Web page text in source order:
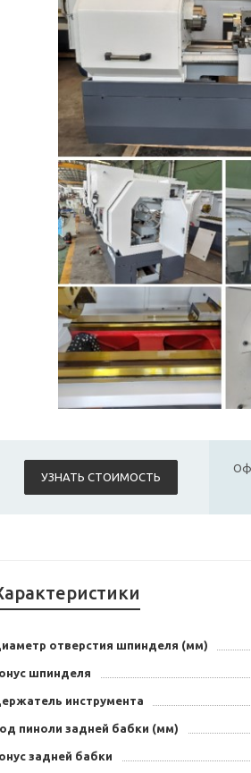
УЗНАТЬ СТОИМОСТЬ
отверстия шпинделя (мм)
шпинделя
инструмента
пиноли задней бабки (мм)
задней бабки